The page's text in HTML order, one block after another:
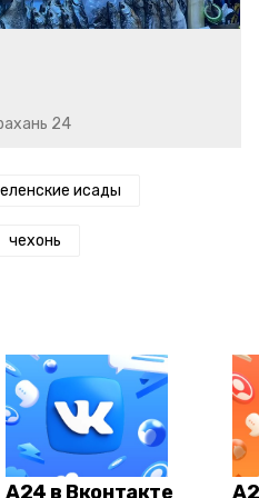
24
исады
чехонь
А24 в Вконтакте